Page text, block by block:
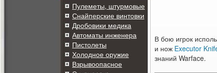
Пулеметы, штурмовые
Снайперские винтовки
Дробовики медика
Автоматы инженера
Пистолеты
Холодное оружие
Взрывоопасное
В бою игрок
и нож Executor
знаний Warface.